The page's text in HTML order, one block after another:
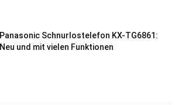
Panasonic Schnurlostelefon KX-TG6861:
Neu und mit vielen Funktionen